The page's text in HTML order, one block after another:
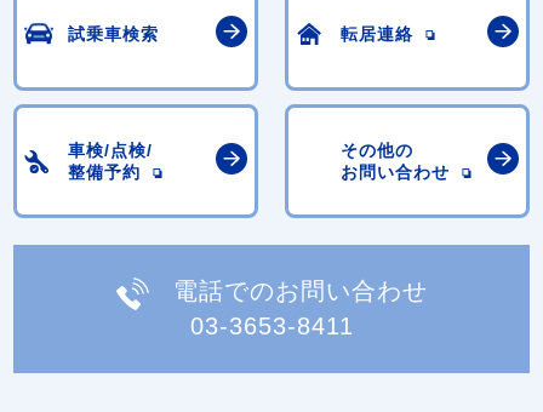
試乗車検索 転居連絡
車検/点検/
整備予約
その他の
お問い合わせ
電話でのお問い合わせ
03-3653-8411